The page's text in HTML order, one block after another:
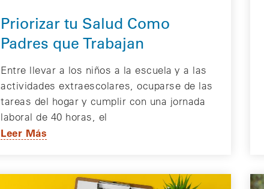
Priorizar tu Salud Como
Padres que Trabajan
Entre llevar a los niños a la escuela y a las
actividades extraescolares, ocuparse de las
tareas del hogar y cumplir con una jornada
laboral de 40 horas, el
Leer Más